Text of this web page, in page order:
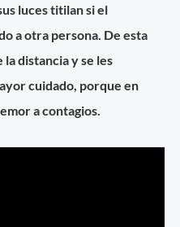
luces titilan si el
a otra persona. De esta
distancia y se les
cuidado, porque en
a contagios.